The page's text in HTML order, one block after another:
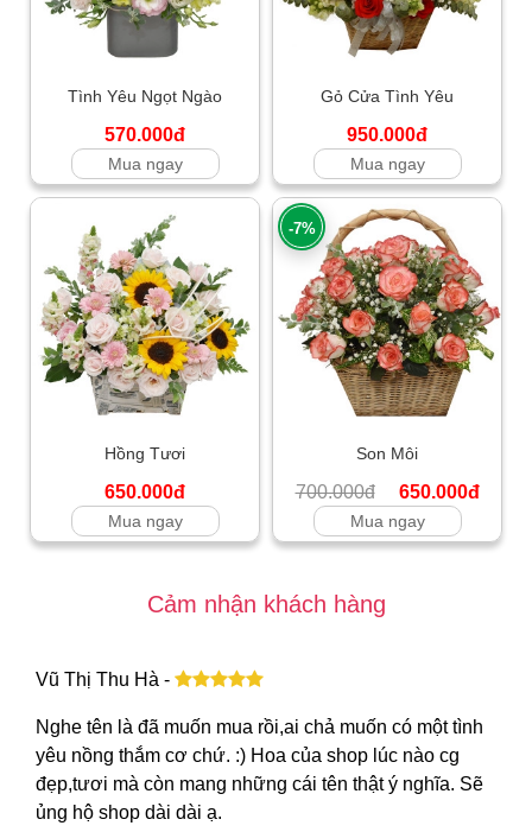
Tình Yêu Ngọt Ngào
570.000đ
Mua ngay
Gỏ Cửa Tình Yêu
950.000đ
Mua ngay
Hồng Tươi
650.000đ
Mua ngay
-7%
Son Môi
700.000đ 650.000đ
Mua ngay
Cảm nhận khách hàng
Vũ Thị Thu Hà -
Nghe tên là đã muốn mua rồi,ai chả muốn có một tình
yêu nồng thắm cơ chứ. :) Hoa của shop lúc nào cg
đẹp,tươi mà còn mang những cái tên thật ý nghĩa. Sẽ
ủng hộ shop dài dài ạ.